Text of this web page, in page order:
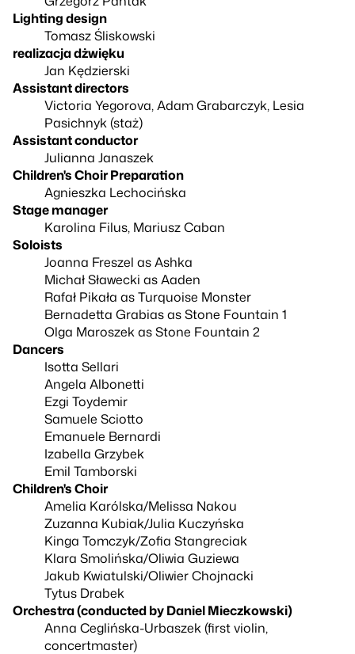
Lighting design
Tomasz Śliskowski
realizacja dżwięku
Jan Kędzierski
Assistant directors
Victoria Yegorova, Adam Grabarczyk, Lesia
Pasichnyk (staż)
Assistant conductor
Julianna Janaszek
Children's Choir Preparation
Agnieszka Lechocińska
Stage manager
Karolina Filus, Mariusz Caban
Soloists
Joanna Freszel as Ashka
Michał Sławecki as Aaden
Rafał Pikała as Turquoise Monster
Bernadetta Grabias as Stone Fountain 1
Olga Maroszek as Stone Fountain 2
Dancers
Isotta Sellari
Angela Albonetti
Ezgi Toydemir
Samuele Sciotto
Emanuele Bernardi
Izabella Grzybek
Emil Tamborski
Children's Choir
Amelia Karólska/Melissa Nakou
Zuzanna Kubiak/Julia Kuczyńska
Kinga Tomczyk/Zofia Stangreciak
Klara Smolińska/Oliwia Guziewa
Jakub Kwiatulski/Oliwier Chojnacki
Tytus Drabek
Orchestra (conducted by Daniel Mieczkowski)
Anna Ceglińska-Urbaszek (first violin,
concertmaster)